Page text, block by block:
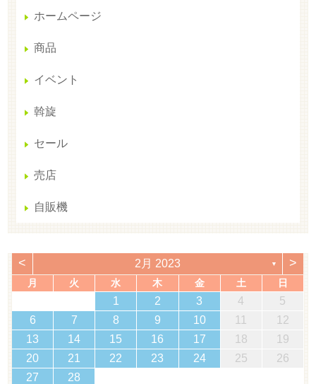
ホームページ
商品
イベント
斡旋
セール
売店
自販機
< 2月 2023 ▼ >
月 火 水 木 金 土 日
1 2 3 4
5
6
7 8 9 10 11
12
13
14 15 16 17 18
19
20
21 22 23 24 25
26
27
28